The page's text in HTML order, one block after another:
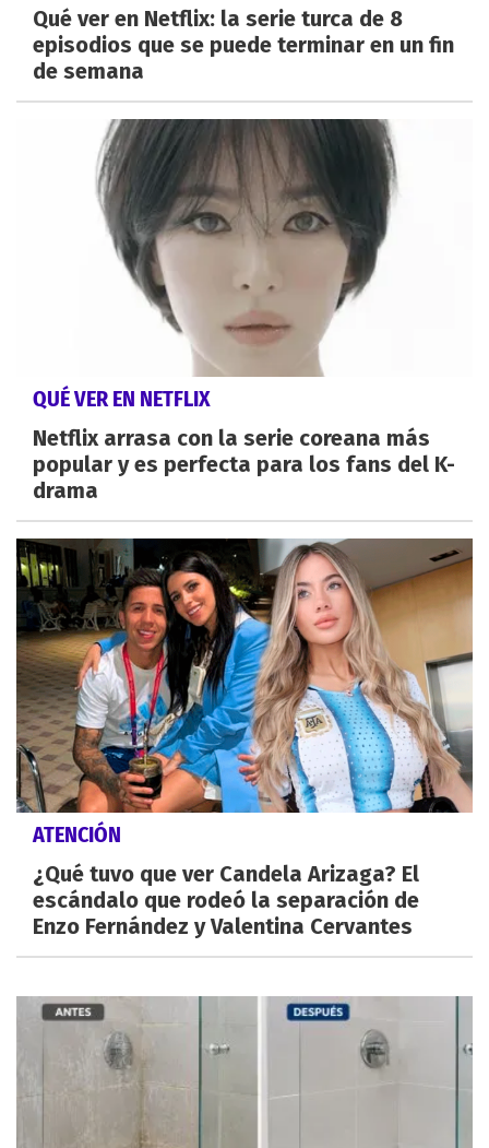
Qué ver en Netflix: la serie turca de 8
episodios que se puede terminar en un fin
de semana
QUÉ VER EN NETFLIX
Netflix arrasa con la serie coreana más
popular y es perfecta para los fans del K-
drama
ATENCIÓN
¿Qué tuvo que ver Candela Arizaga? El
escándalo que rodeó la separación de
Enzo Fernández y Valentina Cervantes